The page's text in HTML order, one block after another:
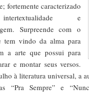
fortemente caracterizado
e
Surpreende com o
tem vindo da alma para
a arte que possui para
e montar seus versos.
à literatura universal, a
“Pra Sempre” e